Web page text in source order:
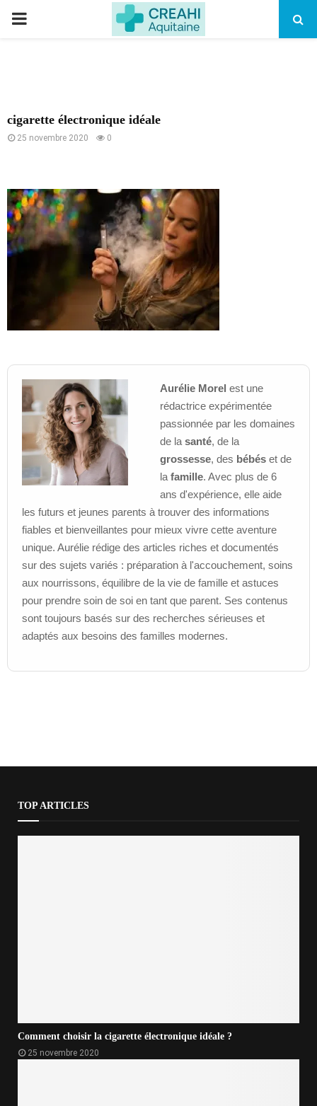
PRIMARY
cigarette électronique idéale
25 novembre 2020 0
Aurélie Morel est une
rédactrice expérimentée
passionnée par les domaines
de la santé, de la
grossesse, des bébés et de
la famille. Avec plus de 6
ans d'expérience, elle aide
les futurs et jeunes parents à trouver des informations
fiables et bienveillantes pour mieux vivre cette aventure
unique. Aurélie rédige des articles riches et documentés
sur des sujets variés : préparation à l'accouchement, soins
aux nourrissons, équilibre de la vie de famille et astuces
pour prendre soin de soi en tant que parent. Ses contenus
sont toujours basés sur des recherches sérieuses et
adaptés aux besoins des familles modernes.
TOP ARTICLES
Comment choisir la cigarette électronique idéale ?
25 novembre 2020